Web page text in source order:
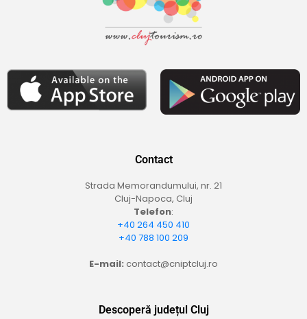
Contact
Strada Memorandumului, nr. 21
Cluj-Napoca, Cluj
Telefon:
+40 264 450 410
+40 788 100 209
E-mail: contact@cniptcluj.ro
Descoperă județul Cluj